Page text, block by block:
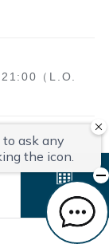
（L.O.
る夏の料
リー
ご予約